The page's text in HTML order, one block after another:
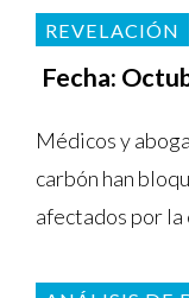
REVELACIÓN
Fecha:
Médicos y
carbón han
afectados por